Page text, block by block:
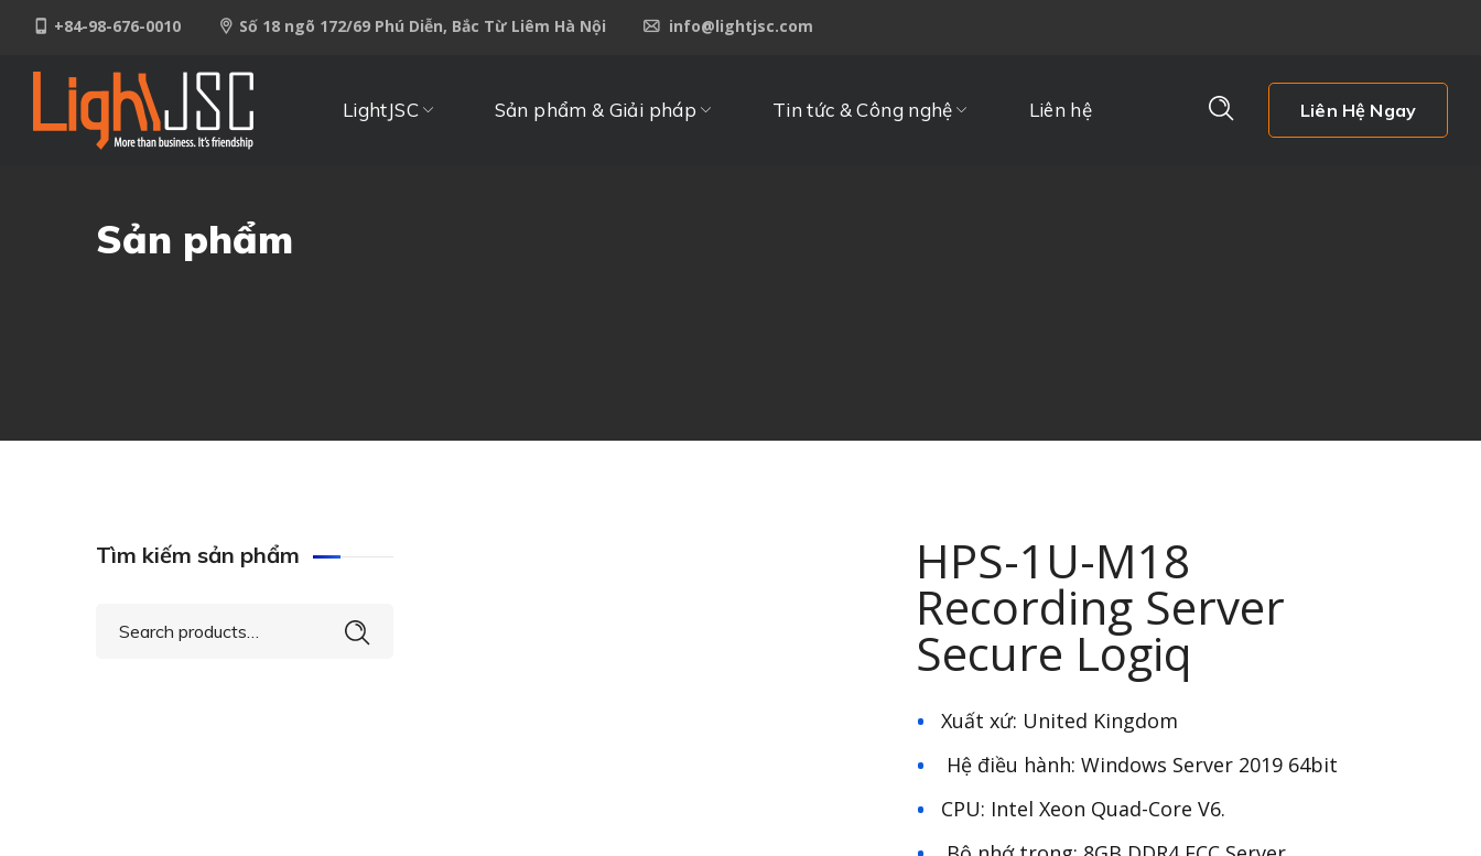
+84-98-676-0010 Số 18 ngõ 172/69 Phú Diễn, Bắc Từ Liêm Hà Nội info@lightjsc.com
LightJSC Sản phẩm & Giải pháp Tin tức & Công nghệ Liên hệ Liên Hệ Ngay
Sản phẩm
HPS-1U-M18
Recording Server
Secure Logiq
Xuất xứ: United Kingdom
Hệ điều hành: Windows Server 2019 64bit
CPU: Intel Xeon Quad-Core V6.
Tìm kiếm sản phẩm
Search